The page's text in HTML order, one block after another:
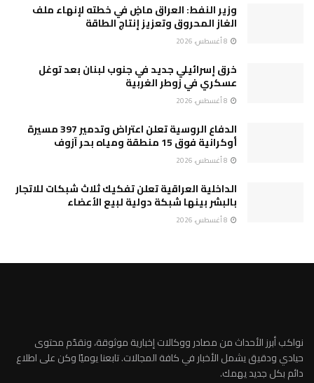
وزير النفط: العراق ماضٍ في خطته لإنهاء ملف
الغاز المحروق وتعزيز إنتاج الطاقة
خرق إسرائيلي جديد في جنوب لبنان بعد توغل
عسكري في زوطر الغربية
الدفاع الروسية تعلن اعتراض وتدمير 397 مسيرة
أوكرانية فوق 15 منطقة ومياه بحر آزوف
الداخلية العراقية تعلن تفكيك ثلاث شبكات للاتجار
بالبشر بينها شبكة دولية لبيع الأعضاء
نواكب أبرز الأحداث من مصادر ووكالات إخبارية موثوقة، ونقدّم محتوى
حيادي ودقيق يشمل الأخبار في كافة المجالات. تابعنا يوميًا وكن على اطلاع
دائم بكل جديد يهمك.